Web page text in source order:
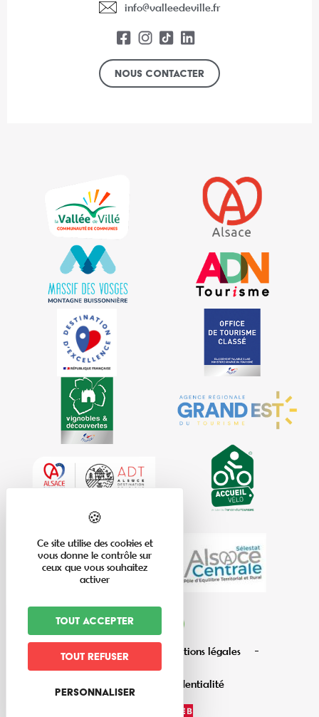
info@valleedeville.fr
Nous contacter
Plan du site Mentions légales
Politique de confidentialité
Ce site utilise des cookies et
vous donne le contrôle sur
ceux que vous souhaitez
activer
Tout accepter
Tout refuser
Personnaliser